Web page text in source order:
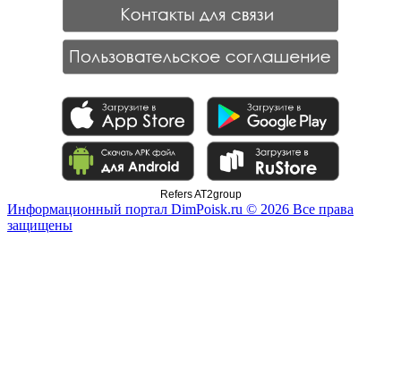
Refers AT2group
Информационный портал DimPoisk.ru © 2026 Все права
защищены